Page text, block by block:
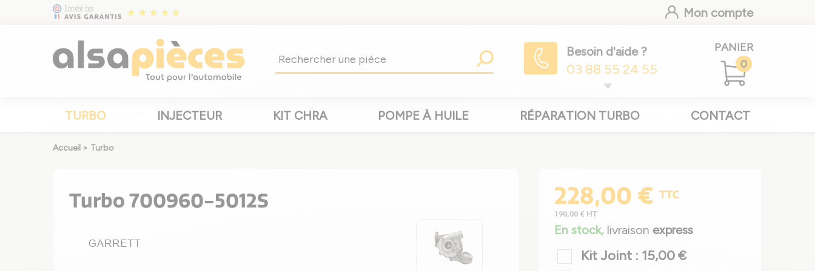
Mon compte
Besoin d'aide ?
03 88 55 24 55
PANIER
0
TURBO INJECTEUR KIT CHRA POMPE À HUILE RÉPARATION TURBO CONTACT
Accueil > Turbo
Turbo 700960-5012S 228,00 € TTC
190,00 € HT
En stock, livraison express
Kit Joint : 15,00 €